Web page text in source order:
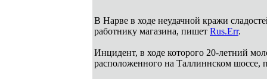
В Нарве в ходе неудачной кражи
работнику магазина, пишет Rus.Err.
Инцидент, в ходе которого 20-летний
расположенного на Таллиннском шоссе,